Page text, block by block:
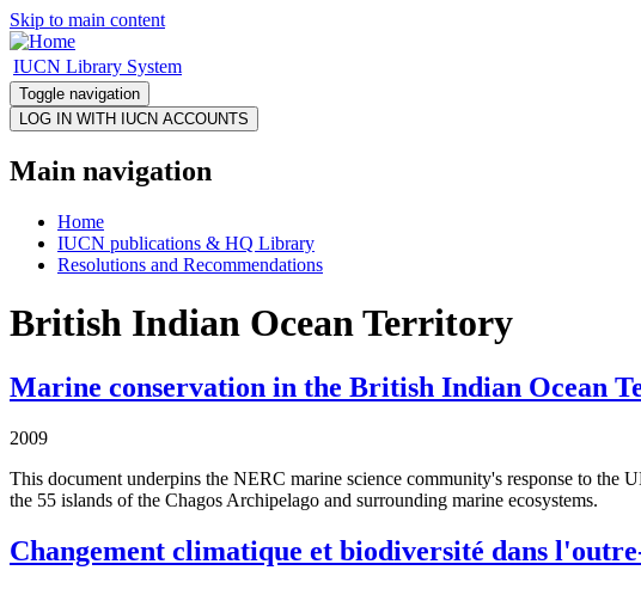
Skip to main content
IUCN Library System
Toggle navigation
Main navigation
Home
IUCN publications & HQ Library
Resolutions and Recommendations
British Indian Ocean Territory
Marine conservation in the British Indian Ocean
2009
This document underpins the NERC marine science community's response to the
the 55 islands of the Chagos Archipelago and surrounding marine ecosystems.
Changement climatique et biodiversité dans